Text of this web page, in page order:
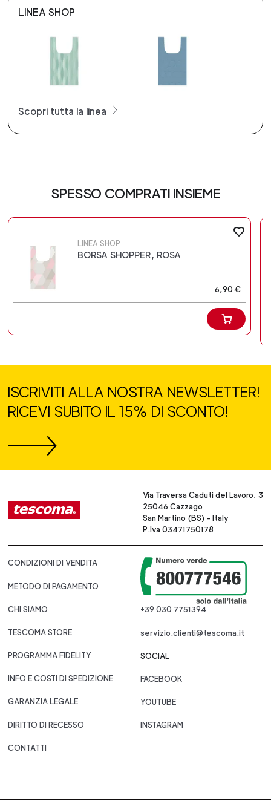
LINEA SHOP
Scopri tutta la linea
SPESSO COMPRATI INSIEME
LINEA SHOP
BORSA SHOPPER, ROSA
6,90 €
ISCRIVITI ALLA NOSTRA NEWSLETTER!
RICEVI SUBITO IL 15% DI SCONTO!
Via Traversa Caduti del Lavoro, 3
25046 Cazzago
San Martino (BS) - Italy
P.Iva 03471750178
CONDIZIONI DI VENDITA
METODO DI PAGAMENTO
CHI SIAMO
TESCOMA STORE
PROGRAMMA FIDELITY
INFO E COSTI DI SPEDIZIONE
GARANZIA LEGALE
DIRITTO DI RECESSO
CONTATTI
+39 030 7751394
servizio.clienti@tescoma.it
SOCIAL
FACEBOOK
YOUTUBE
INSTAGRAM